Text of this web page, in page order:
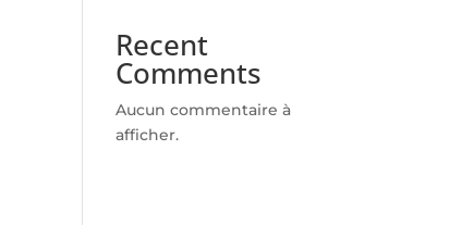
Recent
Comments
Aucun commentaire à
afficher.